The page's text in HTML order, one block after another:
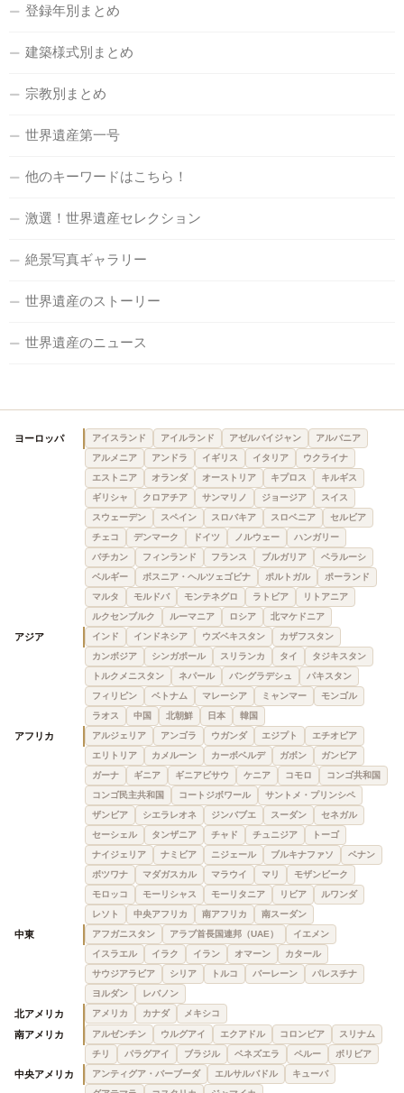
登録年別まとめ
建築様式別まとめ
宗教別まとめ
世界遺産第一号
他のキーワードはこちら！
激選！世界遺産セレクション
絶景写真ギャラリー
世界遺産のストーリー
世界遺産のニュース
ヨーロッパ アイスランド アイルランド アゼルバイジャン
アルバニア
アルメニア
アンドラ イギリス イタリア
ウクライナ
エストニア
オランダ オーストリア キプロス
キルギス
ギリシャ
クロアチア サンマリノ ジョージア
スイス
スウェーデン
スペイン スロバキア スロベニア
セルビア
チェコ
デンマーク ドイツ ノルウェー
ハンガリー
バチカン
フィンランド フランス ブルガリア
ベラルーシ
ベルギー
ボスニア・ヘルツェゴビナ ポルトガル
ポーランド
マルタ
モルドバ モンテネグロ ラトビア
リトアニア
ルクセンブルク
ルーマニア ロシア 北マケドニア
アジア インド インドネシア ウズベキスタン
カザフスタン
カンボジア
シンガポール スリランカ タイ
タジキスタン
トルクメニスタン
ネパール バングラデシュ
パキスタン
フィリピン
ベトナム マレーシア ミャンマー
モンゴル
ラオス
中国 北朝鮮 日本 韓国
アフリカ アルジェリア アンゴラ ウガンダ エジプト
エチオピア
エリトリア
カメルーン カーボベルデ ガボン
ガンビア
ガーナ
ギニア ギニアビサウ ケニア コモロ
コンゴ共和国
コンゴ民主共和国
コートジボワール
サントメ・プリンシペ
ザンビア
シエラレオネ ジンバブエ スーダン
セネガル
セーシェル
タンザニア チャド チュニジア
トーゴ
ナイジェリア
ナミビア ニジェール ブルキナファソ
ベナン
ボツワナ
マダガスカル マラウイ マリ
モザンビーク
モロッコ
モーリシャス モーリタニア リビア
ルワンダ
レソト
中央アフリカ 南アフリカ 南スーダン
中東 アフガニスタン アラブ首長国連邦（UAE）
イエメン
イスラエル
イラク イラン オマーン
カタール
サウジアラビア
シリア トルコ バーレーン
パレスチナ
ヨルダン
レバノン
北アメリカ アメリカ カナダ メキシコ
南アメリカ アルゼンチン ウルグアイ エクアドル コロンビア
スリナム
チリ
パラグアイ ブラジル ベネズエラ ペルー ボリビア
中央アメリカ アンティグア・バーブーダ エルサルバドル
キューバ